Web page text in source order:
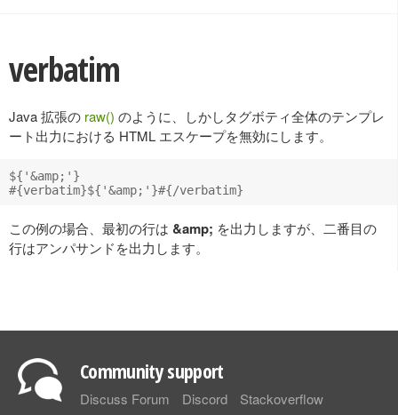
verbatim
Java 拡張の raw() のように、しかしタグボティ全体のテンプレ
ート出力における HTML エスケープを無効にします。
${'&amp;'}
この例の場合、最初の行は &amp; を出力しますが、二番目の
行はアンパサンドを出力します。
Community support
Discuss Forum Discord Stackoverflow